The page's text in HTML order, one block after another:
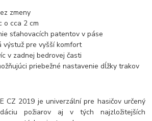
zmeny
o cca 2 cm
sťahovacích patentov v páse
výstuž pre vyšší komfort
v zadnej bedrovej časti
priebežné nastavenie dĺžky trakov
CZ 2019 je univerzální pre hasičov určený
požiarov aj v tých najzložitejších